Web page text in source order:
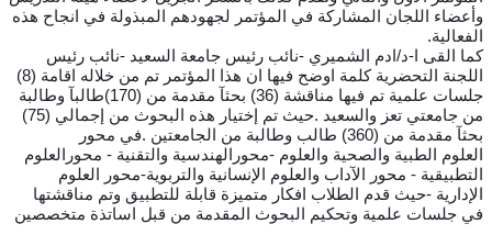
وأعضاء اللجان المشاركة في المؤتمر لجهودهم المبذولة في انجاح هذه
الفعالية.
كما القى ا-د/ادم الشميري -نائب رئيس جامعة السعيد -نائب رئيس
اللجنة التحضرية كلمة اوضح فيها ان هذا المؤتمر تم من خلاله اقامة (8)
جلسات علمية تم فيها مناقشة (36) بحثآ مقدمة من (170)طالبآ وطالبة
من جامعتي تعز والسعيد .حيث تم إختيار هذه البحوث من إجمالي (75)
بحثآ مقدمة من (360) طالب وطالبة من الجامعتين .في محور
العلوم الطبية والصحية والعلوم -محورالهندسية والتقنية - محورالعلوم
التطبيقية - محور الآداب والعلوم الإنسانية والتربوية-محور العلوم
الإدارية -حيث قدم الطلاب افكار متميزة قابلة للتطبيق وتم مناقشتها
في جلسات علمية وتحكيم البحوث المقدمة من قبل اساتذة متخصصين